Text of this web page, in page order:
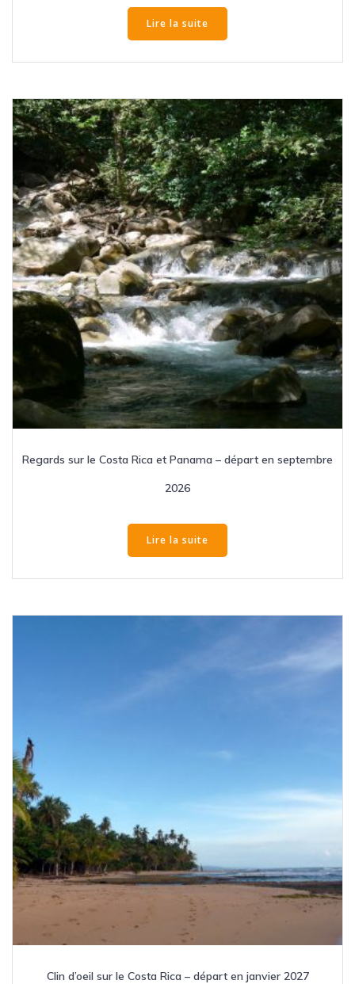
Lire la suite
Regards sur le Costa Rica et Panama – départ en septembre
2026
Lire la suite
Clin d’oeil sur le Costa Rica – départ en janvier 2027